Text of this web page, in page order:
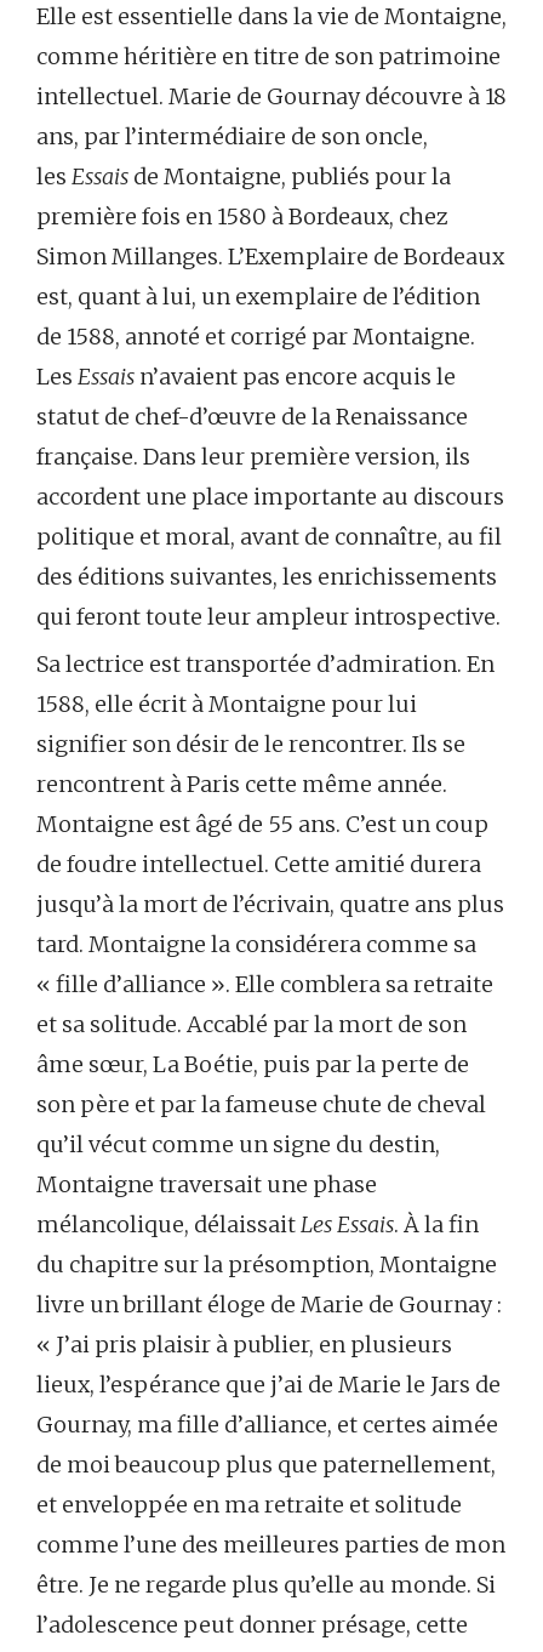
Elle est essentielle dans la vie de Montaigne,
comme héritière en titre de son patrimoine
intellectuel. Marie de Gournay découvre à 18
ans, par l’intermédiaire de son oncle,
les Essais de Montaigne, publiés pour la
première fois en 1580 à Bordeaux, chez
Simon Millanges. L’Exemplaire de Bordeaux
est, quant à lui, un exemplaire de l’édition
de 1588, annoté et corrigé par Montaigne.
Les Essais n’avaient pas encore acquis le
statut de chef-d’œuvre de la Renaissance
française. Dans leur première version, ils
accordent une place importante au discours
politique et moral, avant de connaître, au fil
des éditions suivantes, les enrichissements
qui feront toute leur ampleur introspective.
Sa lectrice est transportée d’admiration. En
1588, elle écrit à Montaigne pour lui
signifier son désir de le rencontrer. Ils se
rencontrent à Paris cette même année.
Montaigne est âgé de 55 ans. C’est un coup
de foudre intellectuel. Cette amitié durera
jusqu’à la mort de l’écrivain, quatre ans plus
tard. Montaigne la considérera comme sa
« fille d’alliance ». Elle comblera sa retraite
et sa solitude. Accablé par la mort de son
âme sœur, La Boétie, puis par la perte de
son père et par la fameuse chute de cheval
qu’il vécut comme un signe du destin,
Montaigne traversait une phase
mélancolique, délaissaitLes Essais. À la fin
du chapitre sur la présomption, Montaigne
livre un brillant éloge de Marie de Gournay :
« J’ai pris plaisir à publier, en plusieurs
lieux, l’espérance que j’ai de Marie le Jars de
Gournay, ma fille d’alliance, et certes aimée
de moi beaucoup plus que paternellement,
et enveloppée en ma retraite et solitude
comme l’une des meilleures parties de mon
être. Je ne regarde plus qu’elle au monde. Si
l’adolescence peut donner présage, cette